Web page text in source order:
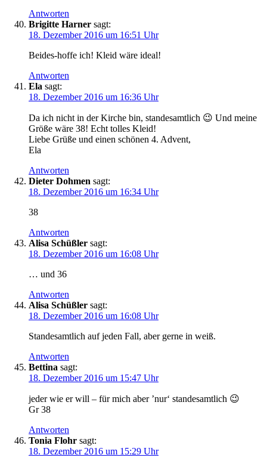
Antworten
Brigitte Harner sagt:
18. Dezember 2016 um 16:51 Uhr
Beides-hoffe ich! Kleid wäre ideal!
Antworten
Ela sagt:
18. Dezember 2016 um 16:36 Uhr
Da ich nicht in der Kirche bin, standesamtlich 😉 Und meine
Größe wäre 38! Echt tolles Kleid!
Liebe Grüße und einen schönen 4. Advent,
Ela
Antworten
Dieter Dohmen sagt:
18. Dezember 2016 um 16:34 Uhr
38
Antworten
Alisa Schüßler sagt:
18. Dezember 2016 um 16:08 Uhr
… und 36
Antworten
Alisa Schüßler sagt:
18. Dezember 2016 um 16:08 Uhr
Standesamtlich auf jeden Fall, aber gerne in weiß.
Antworten
Bettina sagt:
18. Dezember 2016 um 15:47 Uhr
jeder wie er will – für mich aber ’nur‘ standesamtlich 😉
Gr 38
Antworten
Tonia Flohr sagt:
18. Dezember 2016 um 15:29 Uhr